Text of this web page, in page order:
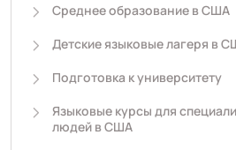
Среднее образование в США
Детские языковые лагеря в
Подготовка к университету
Языковые курсы для
людей в США